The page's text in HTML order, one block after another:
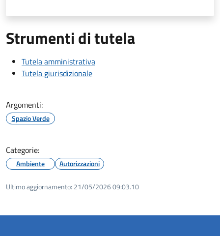
Strumenti di tutela
Tutela amministrativa
Tutela giurisdizionale
Argomenti:
Spazio Verde
Categorie:
Ambiente Autorizzazioni
Ultimo aggiornamento: 21/05/2026 09:03.10